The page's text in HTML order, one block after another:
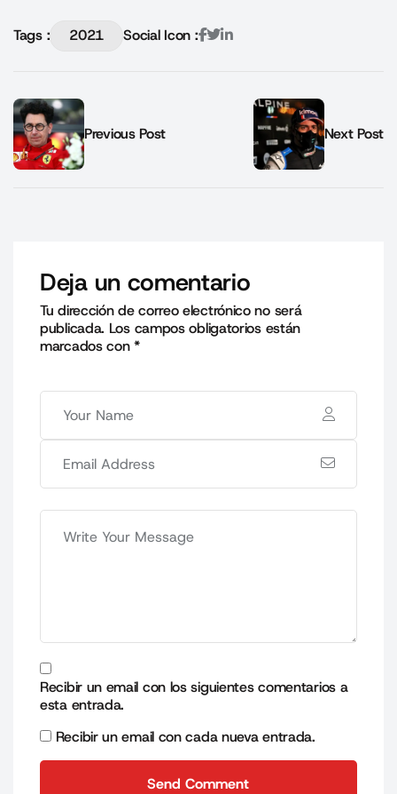
Tags : 2021 Social Icon :
Previous Post Next Post
Deja un comentario
Tu dirección de correo electrónico no será
publicada. Los campos obligatorios están
marcados con*
Recibir un email con los siguientes comentarios a
esta entrada.
Recibir un email con cada nueva entrada.
Send Comment